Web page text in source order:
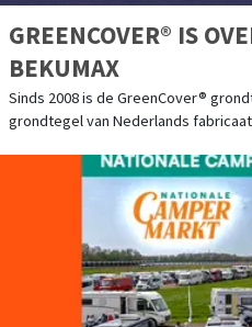
GREENCOVER® IS
BEKUMAX
Sinds 2008 is de GreenCover®
grondtegel van Nederlands